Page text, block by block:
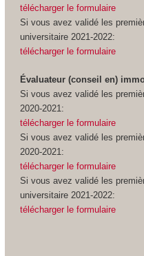
télécharger le formulaire
Si vous avez validé les
universitaire 2021-2022:
télécharger le formulaire
Évaluateur (conseil en)
Si vous avez validé les
2020-2021:
télécharger le formulaire
Si vous avez validé les
2020-2021:
télécharger le formulaire
Si vous avez validé les
universitaire 2021-2022:
télécharger le formulaire